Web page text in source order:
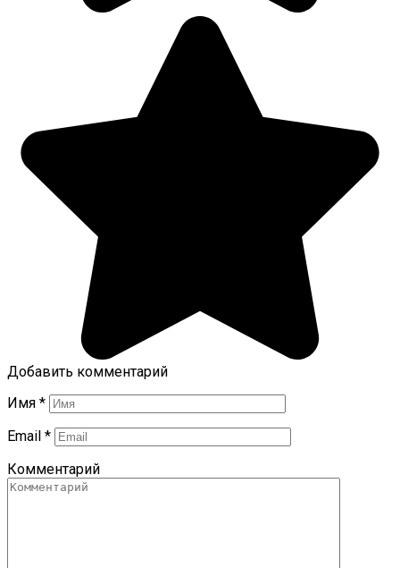
Добавить комментарий
Имя *
Email *
Комментарий